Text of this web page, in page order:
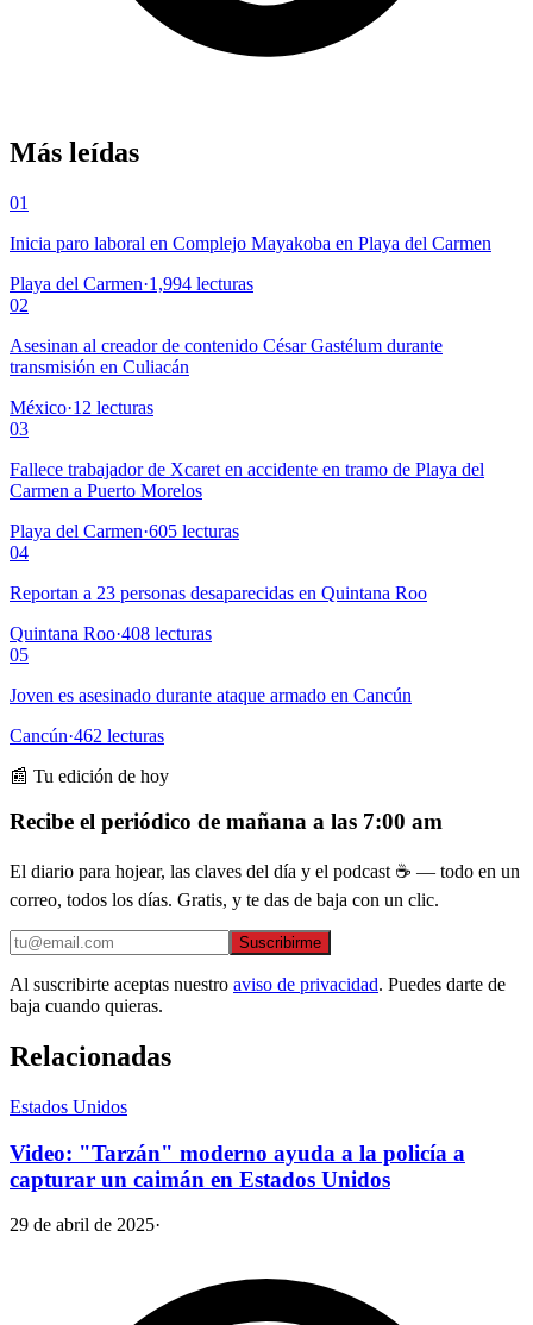
Más leídas
01
Inicia paro laboral en Complejo Mayakoba en Playa del Carmen
Playa del Carmen·1,994 lecturas
02
Asesinan al creador de contenido César Gastélum durante
transmisión en Culiacán
México·12 lecturas
03
Fallece trabajador de Xcaret en accidente en tramo de Playa del
Carmen a Puerto Morelos
Playa del Carmen·605 lecturas
04
Reportan a 23 personas desaparecidas en Quintana Roo
Quintana Roo·408 lecturas
05
Joven es asesinado durante ataque armado en Cancún
Cancún·462 lecturas
📰 Tu edición de hoy
Recibe el periódico de mañana a las 7:00 am
El diario para hojear, las claves del día y el podcast ☕ — todo en un
correo, todos los días. Gratis, y te das de baja con un clic.
Suscribirme
Al suscribirte aceptas nuestro aviso de privacidad. Puedes darte de
baja cuando quieras.
Relacionadas
Estados Unidos
Video: "Tarzán" moderno ayuda a la policía a
capturar un caimán en Estados Unidos
29 de abril de 2025·